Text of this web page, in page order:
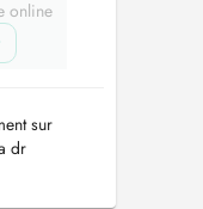
online
sur
dr
depuis